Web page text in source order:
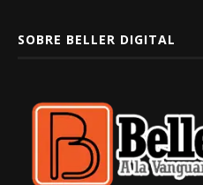
SOBRE BELLER DIGITAL